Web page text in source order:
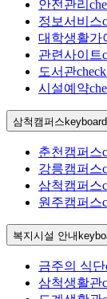
안전관리
정보서비스
대학생활가
관련사이트
도서관
시설예약
삼척캠퍼스
춘천캠퍼스
강릉캠퍼스
삼척캠퍼스
원주캠퍼스
복지시설 안내
금주의 식단
삼척생활관